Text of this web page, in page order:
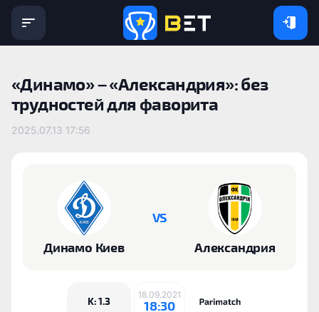
«Динамо» – «Александрия»: без
трудностей для фаворита
2025.07.13 17:56
Динамо Киев
VS
Александрия
K: 1.3
18.09.2021
18:30